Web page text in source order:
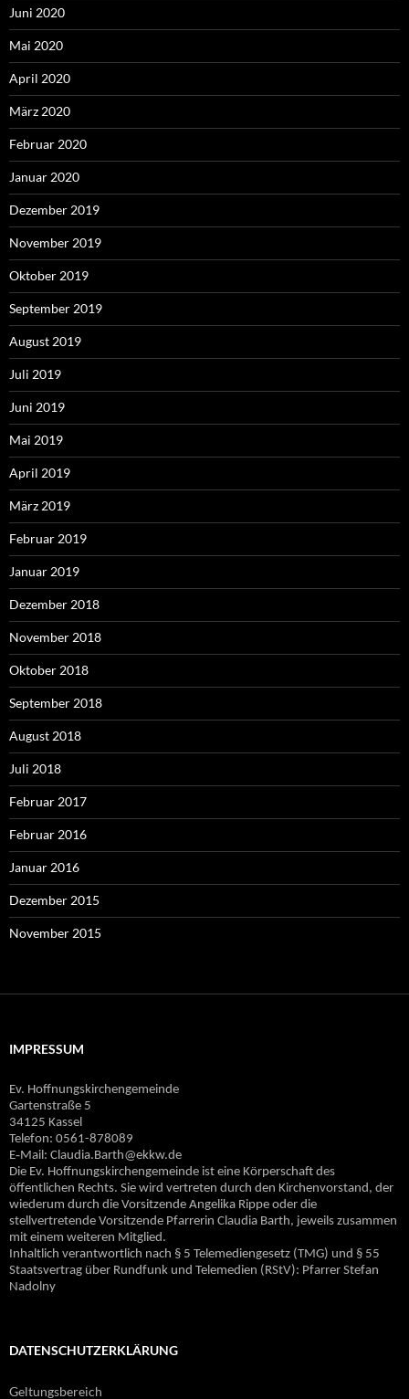
Juni 2020
Mai 2020
April 2020
März 2020
Februar 2020
Januar 2020
Dezember 2019
November 2019
Oktober 2019
September 2019
August 2019
Juli 2019
Juni 2019
Mai 2019
April 2019
März 2019
Februar 2019
Januar 2019
Dezember 2018
November 2018
Oktober 2018
September 2018
August 2018
Juli 2018
Februar 2017
Februar 2016
Januar 2016
Dezember 2015
November 2015
IMPRESSUM
Ev. Hoffnungskirchengemeinde
Gartenstraße 5
34125 Kassel
Telefon: 0561-878089
E‐Mail: Claudia.Barth@ekkw.de
Die Ev. Hoffnungskirchengemeinde ist eine Körperschaft des
öffentlichen Rechts. Sie wird vertreten durch den Kirchenvorstand, der
wiederum durch die Vorsitzende Angelika Rippe oder die
stellvertretende Vorsitzende Pfarrerin Claudia Barth, jeweils zusammen
mit einem weiteren Mitglied.
Inhaltlich verantwortlich nach § 5 Telemediengesetz (TMG) und § 55
Staatsvertrag über Rundfunk und Telemedien (RStV): Pfarrer Stefan
Nadolny
DATENSCHUTZERKLÄRUNG
Geltungsbereich